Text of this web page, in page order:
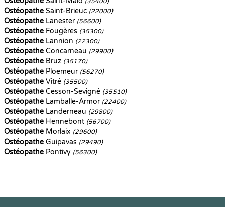
Ostéopathe Saint-Brieuc (22000)
Ostéopathe Lanester (56600)
Ostéopathe Fougères (35300)
Ostéopathe Lannion (22300)
Ostéopathe Concarneau (29900)
Ostéopathe Bruz (35170)
Ostéopathe Ploemeur (56270)
Ostéopathe Vitré (35500)
Ostéopathe Cesson-Sevigné (35510)
Ostéopathe Lamballe-Armor (22400)
Ostéopathe Landerneau (29800)
Ostéopathe Hennebont (56700)
Ostéopathe Morlaix (29600)
Ostéopathe Guipavas (29490)
Ostéopathe Pontivy (56300)